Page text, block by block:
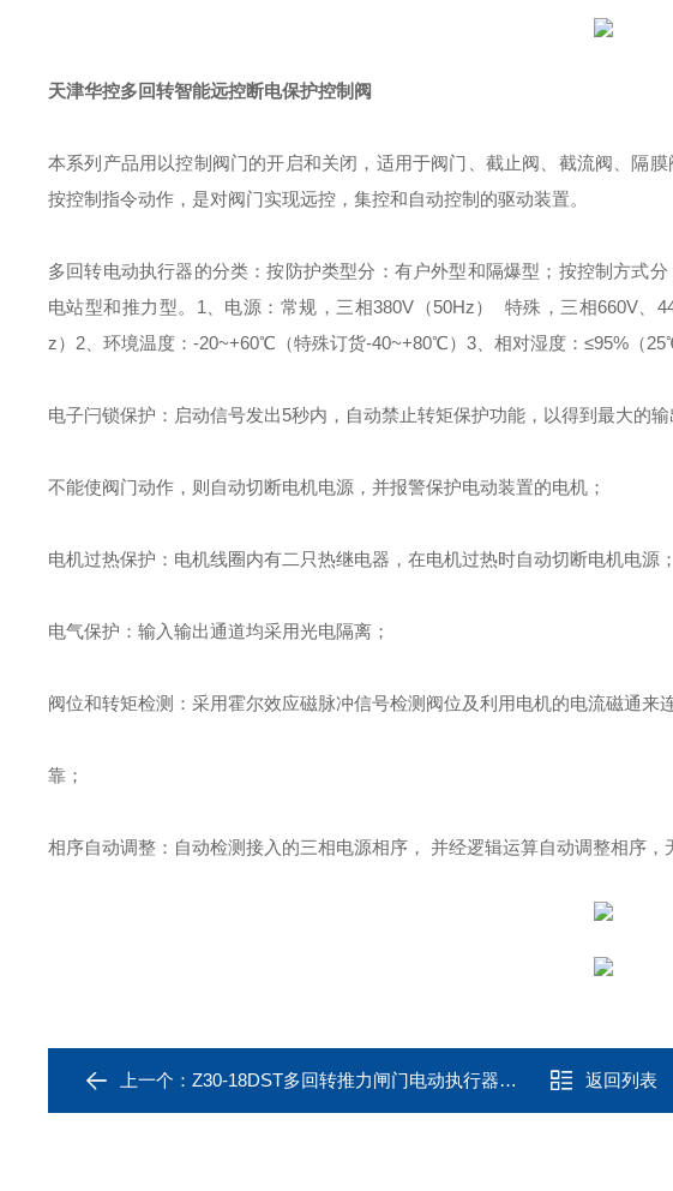
天津华控多回转智能远控断电保护控制阀
本系列产品用以控制阀门的开启和关闭，适用于阀门、截止阀、截流阀、隔
按控制指令动作，是对阀门实现远控，集控和自动控制的驱动装置。
多回转电动执行器的分类：按防护类型分：有户外型和隔爆型； 按控制方式分
电站型和推力型。 1、电源：常规，三相380V（50Hz） 特殊，三相660V、
z） 2、环境温度：-20~+60℃（特殊订货-40~+80℃） 3、相对湿度：≤95%（
电子闩锁保护：启动信号发出5秒内，自动禁止转矩保护功能，以得到最大的
不能使阀门动作，则自动切断电机电源，并报警保护电动装置的电机；
电机过热保护：电机线圈内有二只热继电器，在电机过热时自动切断电机电源；
电气保护：输入输出通道均采用光电隔离；
阀位和转矩检测：采用霍尔效应磁脉冲信号检测阀位及利用电机的电流磁通来
靠；
相序自动调整：自动检测接入的三相电源相序， 并经逻辑运算自动调整相序，
上一个： Z30-18DST多回转推力闸门电动执行器调节阀电装 返回列表